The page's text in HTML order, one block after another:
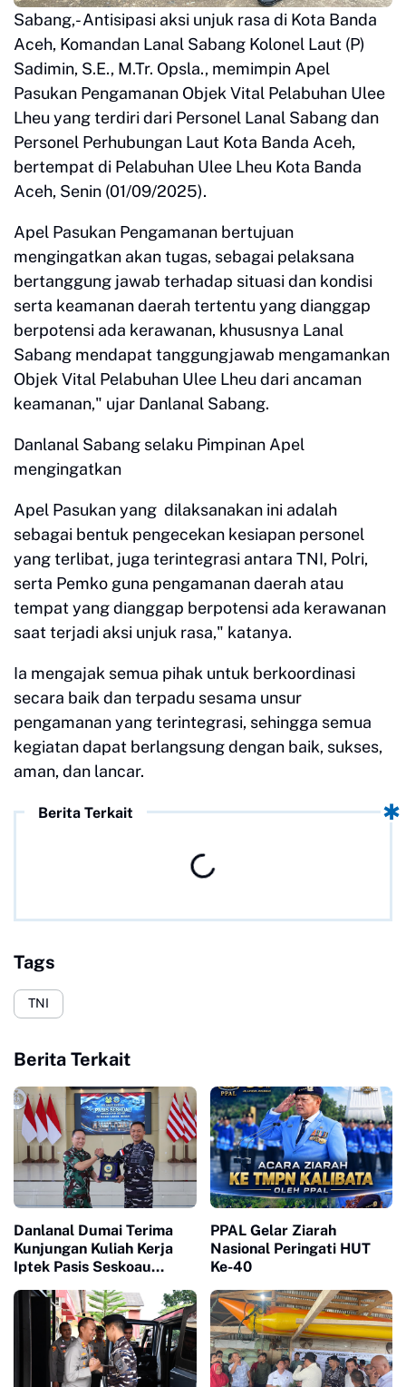
Sabang,- Antisipasi aksi unjuk rasa di Kota Banda
Aceh, Komandan Lanal Sabang Kolonel Laut (P)
Sadimin, S.E., M.Tr. Opsla., memimpin Apel
Pasukan Pengamanan Objek Vital Pelabuhan Ulee
Lheu yang terdiri dari Personel Lanal Sabang dan
Personel Perhubungan Laut Kota Banda Aceh,
bertempat di Pelabuhan Ulee Lheu Kota Banda
Aceh, Senin (01/09/2025).
Apel Pasukan Pengamanan bertujuan
mengingatkan akan tugas, sebagai pelaksana
bertanggung jawab terhadap situasi dan kondisi
serta keamanan daerah tertentu yang dianggap
berpotensi ada kerawanan, khususnya Lanal
Sabang mendapat tanggungjawab mengamankan
Objek Vital Pelabuhan Ulee Lheu dari ancaman
keamanan," ujar Danlanal Sabang.
Danlanal Sabang selaku Pimpinan Apel
mengingatkan
Apel Pasukan yang dilaksanakan ini adalah
sebagai bentuk pengecekan kesiapan personel
yang terlibat, juga terintegrasi antara TNI, Polri,
serta Pemko guna pengamanan daerah atau
tempat yang dianggap berpotensi ada kerawanan
saat terjadi aksi unjuk rasa," katanya.
Ia mengajak semua pihak untuk berkoordinasi
secara baik dan terpadu sesama unsur
pengamanan yang terintegrasi, sehingga semua
kegiatan dapat berlangsung dengan baik, sukses,
aman, dan lancar.
Berita Terkait
Tags
TNI
Berita Terkait
Danlanal Dumai Terima
Kunjungan Kuliah Kerja
Iptek Pasis Seskoau
PPAL Gelar Ziarah
Nasional Peringati HUT
Ke-40